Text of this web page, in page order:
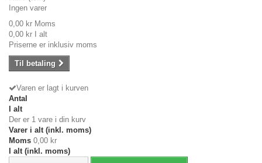
Ingen varer
0,00 kr Moms
0,00 kr I alt
Priserne er inklusiv moms
Til betaling
Varen er lagt i kurven
Antal
I alt
Der er 1 vare i din kurv
Varer i alt (inkl. moms)
Moms 0,00 kr
I alt (inkl. moms)